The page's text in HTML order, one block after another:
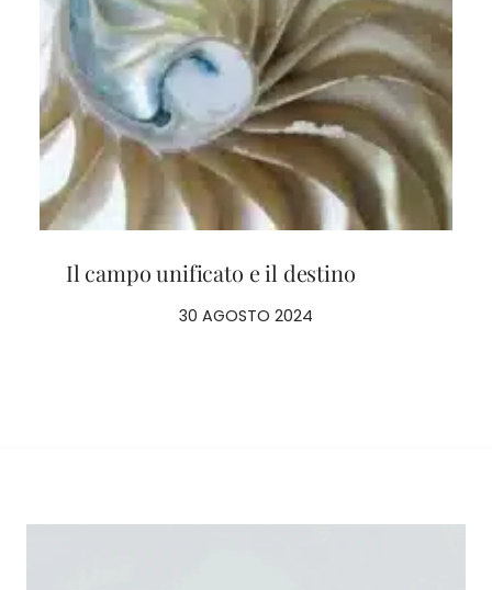
Il campo unificato e il destino
30 AGOSTO 2024